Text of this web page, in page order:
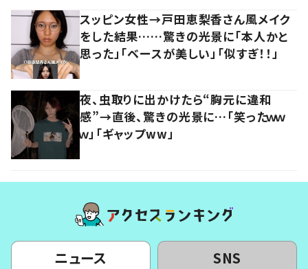
スッピン女性→戸田恵梨香さん風メイク
をした結果……驚きの光景に「本人かと
思った」「ベースが美しい」「似すぎ！！」
夜、虫取りに出かけたら“胸元に違和
感”→直後、驚きの光景に…「笑ったｗｗ
ｗ」「ギャップww」
ニュース SNS